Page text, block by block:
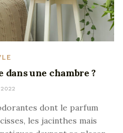
dans une chambre ?
dont le parfum
les jacinthes mais